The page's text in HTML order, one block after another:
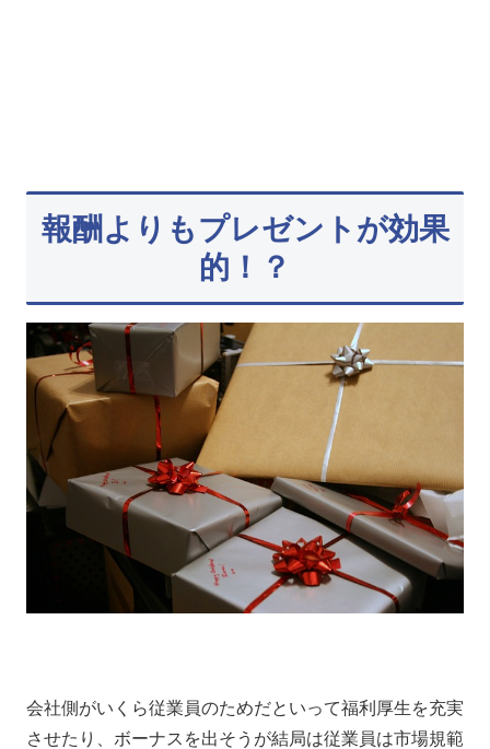
報酬よりもプレゼントが効果
的！？
会社側がいくら従業員のためだといって福利厚生を充実
させたり、ボーナスを出そうが結局は従業員は市場規範